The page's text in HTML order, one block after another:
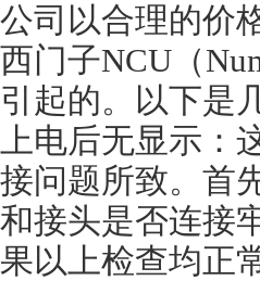
公司以合理的价
西门子NCU（
引起的。以下是
上电后无显示：
接问题所致。首
和接头是否连接
果以上检查均正